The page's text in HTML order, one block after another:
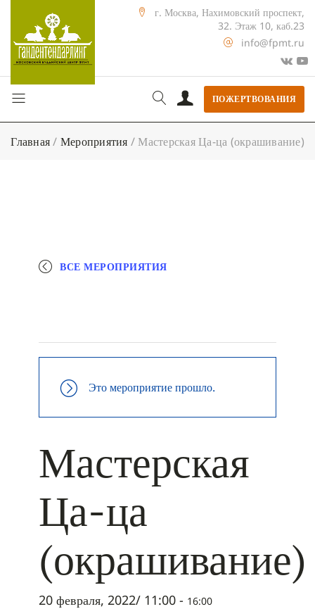
г. Москва, Нахимовский проспект,
32. Этаж 10, каб.23
info@fpmt.ru
ПОЖЕРТВОВАНИЯ
Главная/ Мероприятия / Мастерская Ца-ца (окрашивание)
ВСЕ МЕРОПРИЯТИЯ
Это мероприятие прошло.
Мастерская
Ца-ца
(окрашивание)
20 февраля, 2022/ 11:00 - 16:00